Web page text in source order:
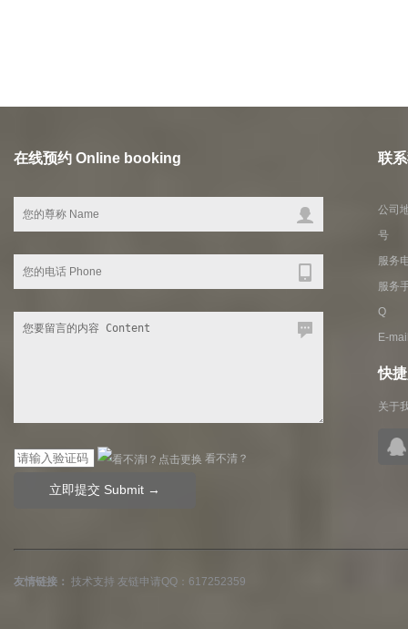
在线预约 Online booking
看不清？
联
公司
号
服务
服务
Q Q
E-
快
关于
友情链接： 技术支持 友链申请QQ：617252359